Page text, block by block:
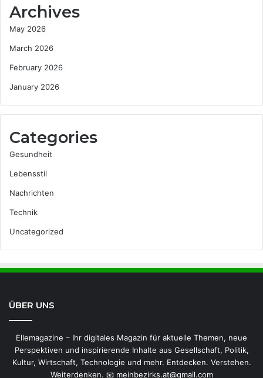
Archives
May 2026
March 2026
February 2026
January 2026
Categories
Gesundheit
Lebensstil
Nachrichten
Technik
Uncategorized
ÜBER UNS
Ellemagazine – Ihr digitales Magazin für aktuelle Themen, neue
Perspektiven und inspirierende Inhalte aus Gesellschaft, Politik,
Kultur, Wirtschaft, Technologie und mehr. Entdecken. Verstehen.
Weiterdenken. 📧 meinbezirks.at@gmail.com